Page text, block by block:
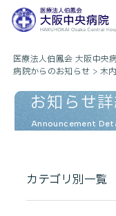
医療法人伯鳳会 大阪中央
病院からのお知らせ >木
お知らせ
Announcement
カテゴリ別一覧